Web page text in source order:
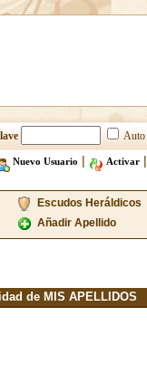
Auto
Nuevo Usuario | Activar|
Escudos Heráldicos
Añadir Apellido
de MIS APELLIDOS